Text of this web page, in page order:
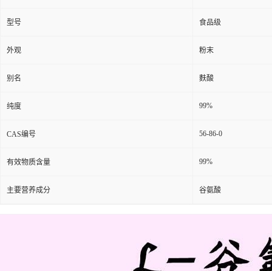
型号 食品级
外观 粉末
别名 麩酸
纯度 99%
CAS编号 56-86-0
有效物质含量 99%
主要营养成分 谷氨酸